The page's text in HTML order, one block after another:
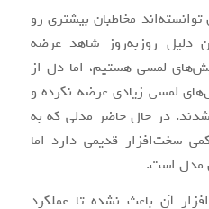
مخاطبان بیشتری رو
دلیل روز‌به‌روز شاهد عرضه
لمسی هستیم، اما دل از
لمسی زیادی عرضه نکرده و
در حال حاضر مدلی که به
سخت‌افزار قدیمی دارد اما
مدل است.
آن باعث نشده تا عملکرد